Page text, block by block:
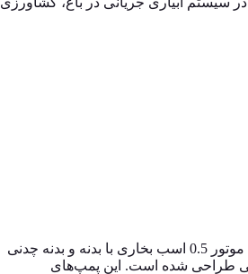
پمپ‌های بشقابی موتور 0.5 اسب بخاری با بدنه و بدنه چدنی
این پمپ‌های